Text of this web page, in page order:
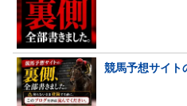
競馬予想サイト